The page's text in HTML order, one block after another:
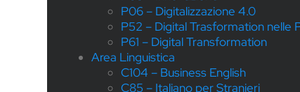
P06 – Digitalizzazione 4.0
P52 – Digital Trasformation nelle
P61 – Digital Transformation
Area Linguistica
C104 – Business English
C85 – Italiano per Stranieri